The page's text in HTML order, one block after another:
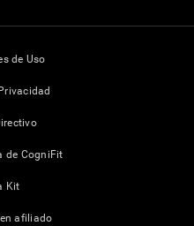
de Uso
de CogniFit
Kit
afiliado